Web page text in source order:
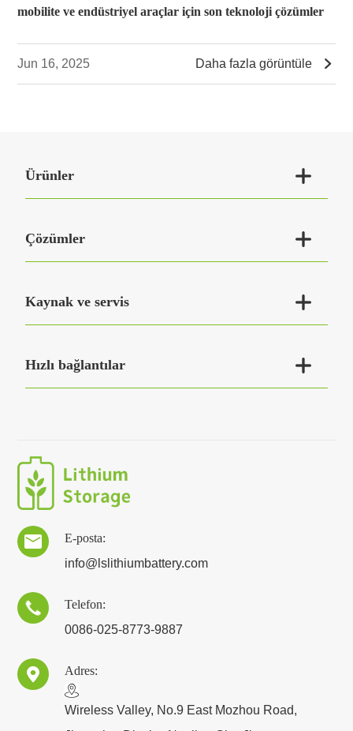
mobilite ve endüstriyel araçlar için son teknoloji çözümler
Jun 16, 2025 Daha fazla görüntüle 
Ürünler 
Çözümler 
Kaynak ve servis 
Hızlı bağlantılar 

E-posta:
info@lslithiumbattery.com

Telefon:
0086-025-8773-9887
 Adres:
​Wireless Valley, No.9 East Mozhou Road,